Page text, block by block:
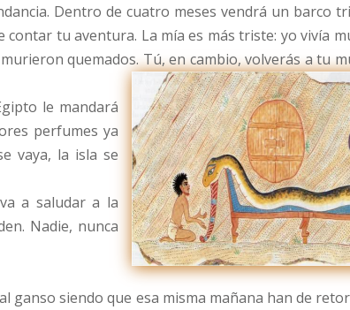
Dentro de cuatro meses vendrá un barco
tu aventura. La mía es más triste: yo vivía
quemados. Tú, en cambio, volverás a tu
le mandará
perfumes ya
vaya, la isla se
a saludar a la
Nadie, nunca
ganso siendo que esa misma mañana han de